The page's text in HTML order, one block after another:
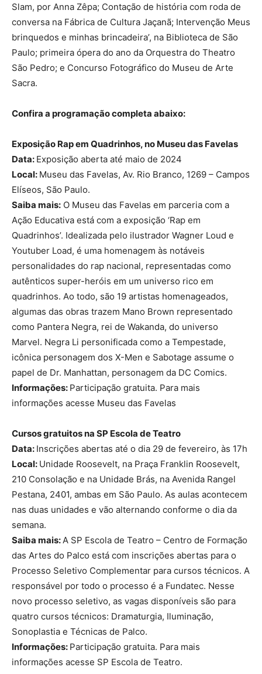
Slam, por Anna Zêpa; Contação de história com roda de
conversa na Fábrica de Cultura Jaçanã; Intervenção Meus
brinquedos e minhas brincadeira’, na Biblioteca de São
Paulo; primeira ópera do ano da Orquestra do Theatro
São Pedro; e Concurso Fotográfico do Museu de Arte
Sacra.
Confira a programação completa abaixo:
Exposição Rap em Quadrinhos, no Museu das Favelas
Data: Exposição aberta até maio de 2024
Local: Museu das Favelas, Av. Rio Branco, 1269 – Campos
Elíseos, São Paulo.
Saiba mais: O Museu das Favelas em parceria com a
Ação Educativa está com a exposição ‘Rap em
Quadrinhos’. Idealizada pelo ilustrador Wagner Loud e
Youtuber Load, é uma homenagem às notáveis
personalidades do rap nacional, representadas como
autênticos super-heróis em um universo rico em
quadrinhos. Ao todo, são 19 artistas homenageados,
algumas das obras trazem Mano Brown representado
como Pantera Negra, rei de Wakanda, do universo
Marvel. Negra Li personificada como a Tempestade,
icônica personagem dos X-Men e Sabotage assume o
papel de Dr. Manhattan, personagem da DC Comics.
Informações: Participação gratuita. Para mais
informações acesse Museu das Favelas
Cursos gratuitos na SP Escola de Teatro
Data: Inscrições abertas até o dia 29 de fevereiro, às 17h
Local: Unidade Roosevelt, na Praça Franklin Roosevelt,
210 Consolação e na Unidade Brás, na Avenida Rangel
Pestana, 2401, ambas em São Paulo. As aulas acontecem
nas duas unidades e vão alternando conforme o dia da
semana.
Saiba mais: A SP Escola de Teatro – Centro de Formação
das Artes do Palco está com inscrições abertas para o
Processo Seletivo Complementar para cursos técnicos. A
responsável por todo o processo é a Fundatec. Nesse
novo processo seletivo, as vagas disponíveis são para
quatro cursos técnicos: Dramaturgia, Iluminação,
Sonoplastia e Técnicas de Palco.
Informações: Participação gratuita. Para mais
informações acesse SP Escola de Teatro.